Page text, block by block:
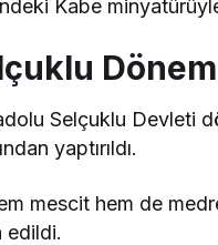
Kabe
Selçuklu Devleti
yaptırıldı.
mescit hem de
edildi.